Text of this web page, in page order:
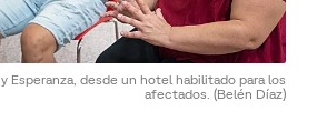
Esperanza, desde un hotel habilitado para los
afectados. (Belén Díaz)